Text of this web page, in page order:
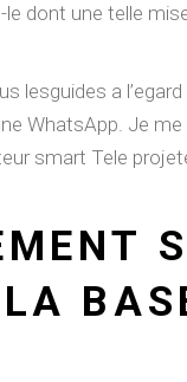
dont une telle
a
WhatsApp. Je
smart Tele